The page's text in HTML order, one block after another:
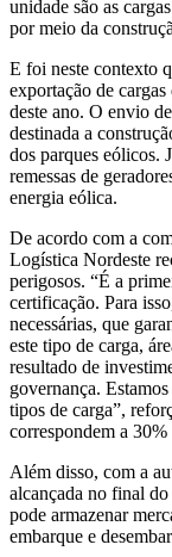
unidade são as
por meio da
E foi neste contexto
exportação de
deste ano. O envio
destinada a
dos parques eólicos.
remessas de
energia eólica.
De acordo com a
Logística Nordeste
perigosos. “É a
certificação. Para
necessárias, que
este tipo de carga,
resultado de
governança.
tipos de carga”,
correspondem a
Além disso, com a
alcançada no final
pode armazenar
embarque e